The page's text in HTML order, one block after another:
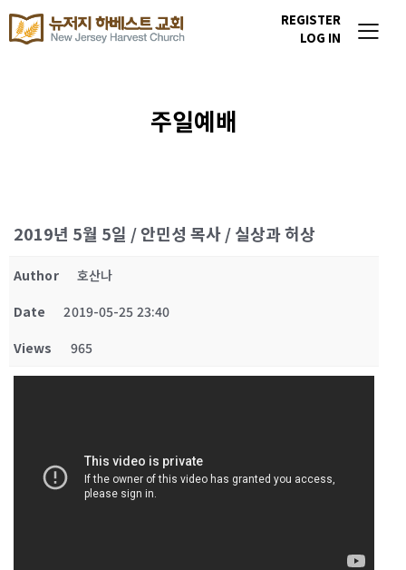
REGISTER
LOG IN
주일예배
2019년 5월 5일 / 안민성 목사 / 실상과 허상
Author
호산나
Date
2019-05-25 23:40
Views
965